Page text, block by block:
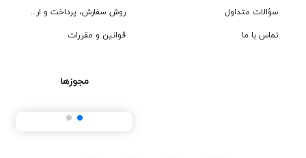
سؤالات متداول
تماس با ما
روش سفارش، پرداخت و ارسال
قوانین و مقررات
مجوزها